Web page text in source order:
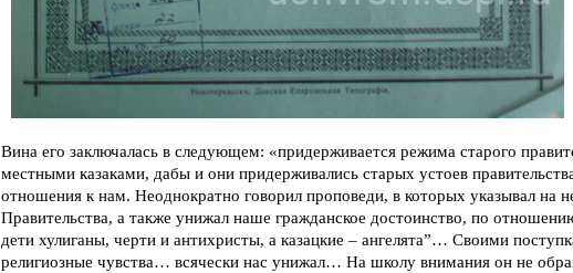
Вина его заключалась в следующем: «придерживается режима старого
местными казаками, дабы и они придерживались старых устоев
отношения к нам. Неоднократно говорил проповеди, в которых указывал на
Правительства, а также унижал наше гражданское достоинство, по
дети хулиганы, черти и антихристы, а казацкие – ангелята”… Своими
религиозные чувства… всячески нас унижал… На школу внимания он не